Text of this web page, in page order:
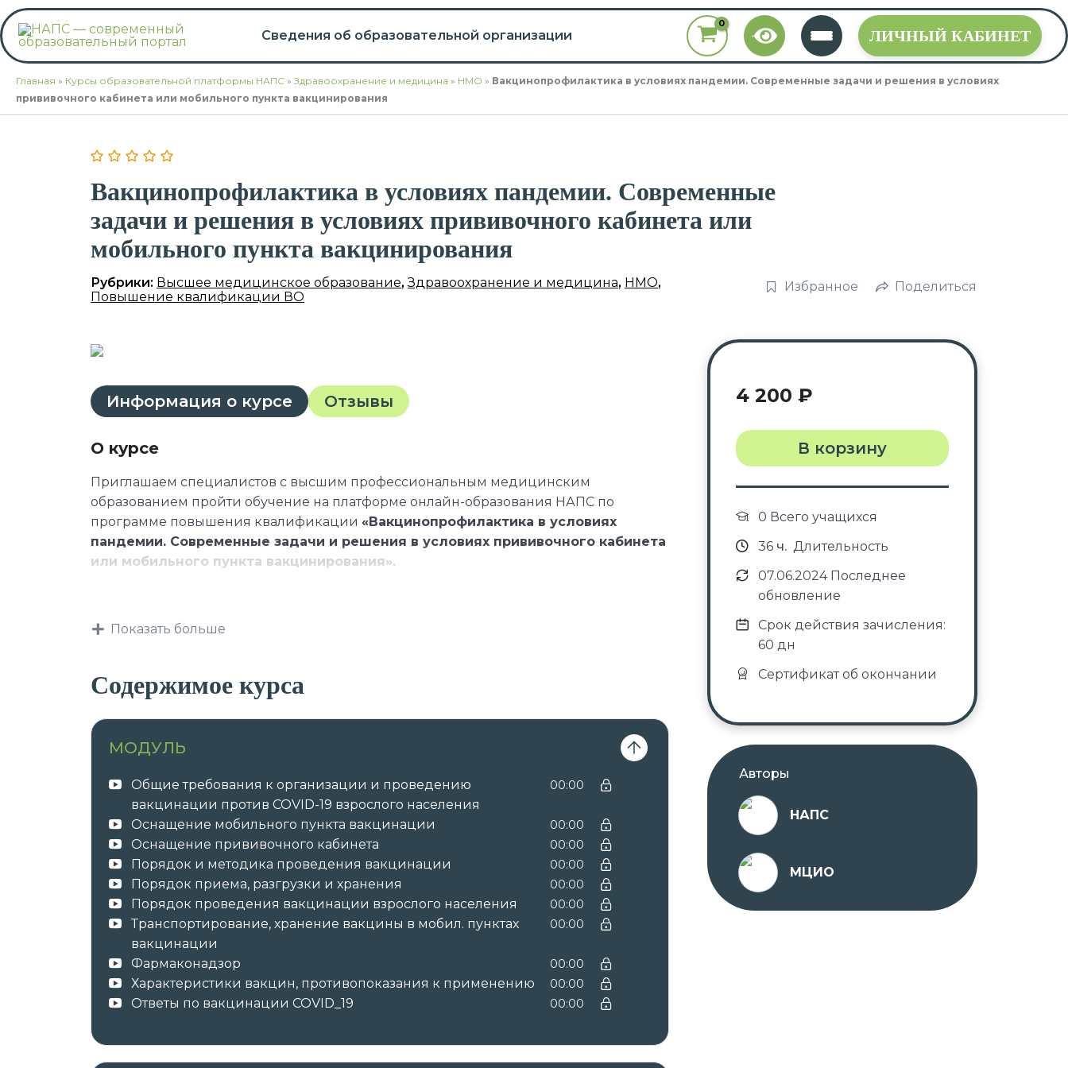
Перейти
к
содержимому
Сведения об образовательной организации ЛИЧНЫЙ КАБИНЕТ
Главная » Курсы образовательной платформы НАПС »Здравоохранение и медицина » НМО » Вакцинопрофилактика в условиях пандемии. Современные задачи и решения в условиях
прививочного кабинета или мобильного пункта вакцинирования
Вакцинопрофилактика в условиях пандемии. Современные
задачи и решения в условиях прививочного кабинета или
мобильного пункта вакцинирования
Рубрики: Высшее медицинское образование,Здравоохранение и медицина, НМО,
Повышение квалификации ВО
Избранное Поделиться
Информация о курсе Отзывы
О курсе
Приглашаем специалистов с высшим профессиональным медицинским
образованием пройти обучение на платформе онлайн-образования НАПС по
программе повышения квалификации «Вакцинопрофилактика в условиях
пандемии. Современные задачи и решения в условиях прививочного кабинета
или мобильного пункта вакцинирования».
Данная программа учитывает профессиональные стандарты, квалификационные
профессиональным знаниям и навыкам, необходимым для исполнения
образца в соответствии с приобретённым курсом:
курс повышения квалификации с зачислением баллов НМО →удостоверение
о повышении квалификации с зачислением баллов НМО.
✓ Документы о пройденном обучении регистрируются в системе ФИС ФРДО.
✓ Оригиналы документов направляет автор курса.
Автор курса — ООО «Международный центр инноваций и обучения» (МЦИО).
ИНН 7802703057, ОГРН 1207800017292, адрес: 194358, Россия, г. Санкт-Петербург, пр.
Показать больше
Содержимое курса
МОДУЛЬ
Общие требования к организации и проведению
вакцинации против COVID-19 взрослого населения
00:00
Оснащение мобильного пункта вакцинации 00:00
Оснащение прививочного кабинета 00:00
Порядок и методика проведения вакцинации 00:00
Порядок приема, разгрузки и хранения 00:00
Порядок проведения вакцинации взрослого населения 00:00
Транспортирование, хранение вакцины в мобил. пунктах
вакцинации
00:00
Фармаконадзор 00:00
Характеристики вакцин, противопоказания к применению 00:00
Ответы по вакцинации COVID_19 00:00
4 200 ₽
В корзину
0 Всего учащихся
36 ч. Длительность
07.06.2024 Последнее
обновление
Срок действия зачисления:
60 дн
Сертификат об окончании
Авторы
НАПС
МЦИО